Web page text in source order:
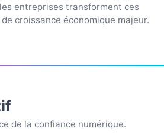
entreprises transforment ces
croissance économique majeur.
de la confiance numérique.